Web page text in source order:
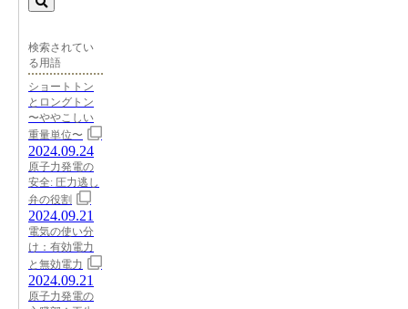
検索されてい
る用語
ショートトン
とロングトン
〜ややこしい
重量単位〜
2024.09.24
原子力発電の
安全: 圧力逃し
弁の役割
2024.09.21
電気の使い分
け：有効電力
と無効電力
2024.09.21
原子力発電の